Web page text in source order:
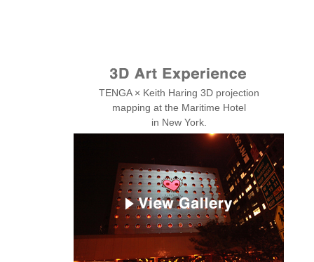
TENGA × Keith Haring 3D projection
mapping at the Maritime Hotel
in New York.